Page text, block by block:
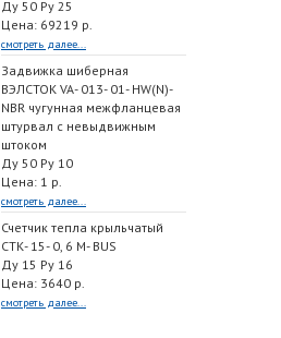
Ду 50 Ру 25
Цена: 69219 р.
смотреть далее...
Задвижка шиберная
ВЭЛСТОК VA- 013- 01- HW(N)-
NBR чугунная межфланцевая
штурвал с невыдвижным
штоком
Ду 50 Ру 10
Цена: 1 р.
смотреть далее...
Счетчик тепла крыльчатый
СТК- 15- 0, 6 M- BUS
Ду 15 Ру 16
Цена: 3640 р.
смотреть далее...